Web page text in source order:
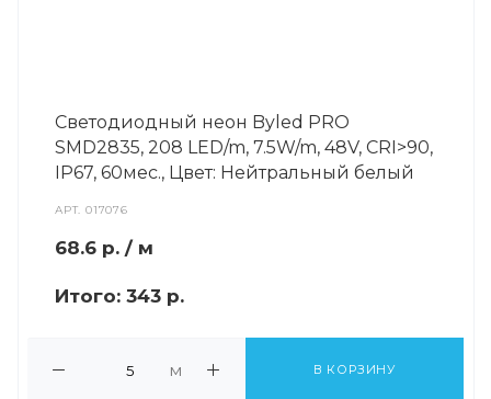
Светодиодный неон Byled PRO
SMD2835, 208 LED/m, 7.5W/m, 48V, СRI>90,
IP67, 60мес., Цвет: Нейтральный белый
АРТ.017076
68.6 р. / м
Итого: 343 р.
м В КОРЗИНУ